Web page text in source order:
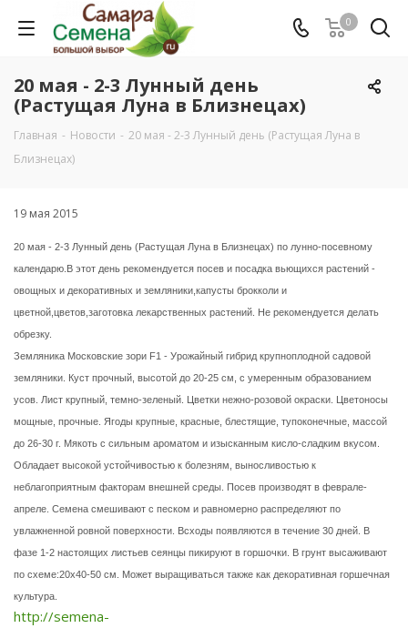
0
20 мая - 2-3 Лунный день
(Растущая Луна в Близнецах)
Главная - Новости - 20 мая - 2-3 Лунный день (Растущая Луна в
Близнецах)
19 мая 2015
20 мая - 2-3 Лунный день (Растущая Луна в Близнецах) по лунно-посевному
календарю.В этот день рекомендуется посев и посадка вьющихся растений -
овощных и декоративных и земляники,капусты брокколи и
цветной,цветов,заготовка лекарственных растений. Не рекомендуется делать
обрезку.
Земляника Московские зори F1 - Урожайный гибрид крупноплодной садовой
земляники. Куст прочный, высотой до 20-25 см, с умеренным образованием
усов. Лист крупный, темно-зеленый. Цветки нежно-розовой окраски. Цветоносы
мощные, прочные. Ягоды крупные, красные, блестящие, тупоконечные, массой
до 26-30 г. Мякоть с сильным ароматом и изысканным кисло-сладким вкусом.
Обладает высокой устойчивостью к болезням, выносливостью к
неблагоприятным факторам внешней среды. Посев производят в феврале-
апреле. Семена смешивают с песком и равномерно распределяют по
увлажненной ровной поверхности. Всходы появляются в течение 30 дней. В
фазе 1-2 настоящих листьев сеянцы пикируют в горшочки. В грунт высаживают
по схеме:20х40-50 см. Может выращиваться также как декоративная горшечная
культура.
http://semena-